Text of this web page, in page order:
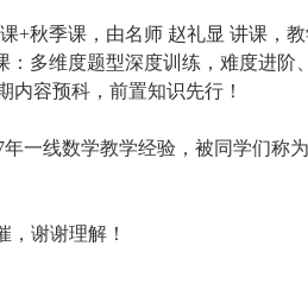
课+秋季课，由名师 赵礼显 讲课，
多维度题型深度训练，难度进阶
容预科，前置知识先行！
一线数学教学经验，被同学们称
，谢谢理解！